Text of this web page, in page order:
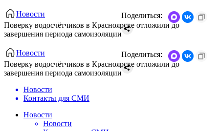
Новости
Поверку водосчётчиков в Красноярске отложили до
завершения периода самоизоляции
Поделиться:
Новости
Поверку водосчётчиков в Красноярске отложили до
завершения периода самоизоляции
Поделиться:
Новости
Контакты для СМИ
Новости
Новости